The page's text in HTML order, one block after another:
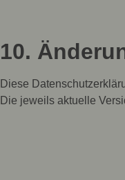
10.
Diese
Die jeweils aktuelle